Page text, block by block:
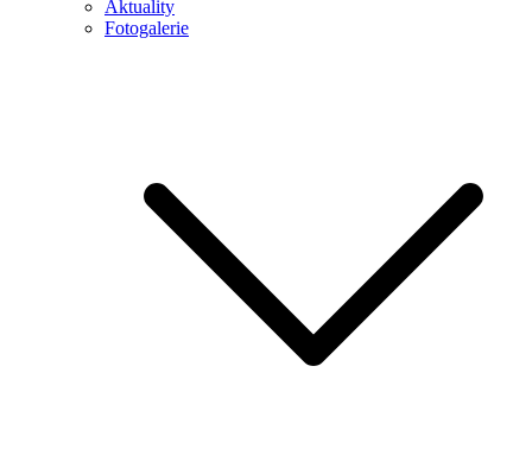
Aktuality
Fotogalerie